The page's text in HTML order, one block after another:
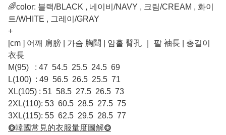
🌈color: 블랙/BLACK , 네이비/NAVY , 크림/CREAM , 화이
트/WHITE , 그레이/GRAY
+
[cm ] 어깨 肩膀 | 가슴 胸闊 | 암홀 臂孔 ｜ 팔 袖長 | 총길이
衣長
M(95) : 47 54.5 25.5 24.5 69
L(100) : 49 56.5 26.5 25.5 71
XL(105) : 51 58.5 27.5 26.5 73
2XL(110): 53 60.5 28.5 27.5 75
3XL(115): 55 62.5 29.5 28.5 77
⭗韓國常見的衣服量度圖解⭗